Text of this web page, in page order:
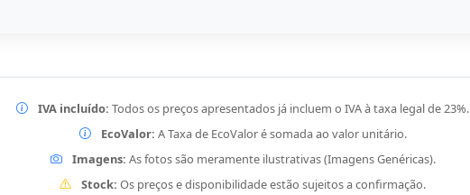
IVA incluído: Todos os preços apresentados já incluem o IVA à taxa legal de 23%.
EcoValor: A Taxa de EcoValor é somada ao valor unitário.
Imagens: As fotos são meramente ilustrativas (Imagens Genéricas).
Stock: Os preços e disponibilidade estão sujeitos a confirmação.